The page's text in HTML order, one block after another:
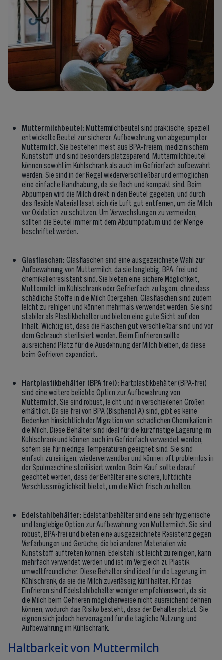
Muttermilchbeutel: Muttermilchbeutel sind praktische, speziell
entwickelte Beutel zur sicheren Aufbewahrung von abgepumpter
Muttermilch. Sie bestehen meist aus BPA-freiem, medizinischem
Kunststoff und sind besonders platzsparend. Muttermilchbeutel
können sowohl im Kühlschrank als auch im Gefrierfach aufbewahrt
werden. Sie sind in der Regel wiederverschließbar und ermöglichen
eine einfache Handhabung, da sie flach und kompakt sind. Beim
Abpumpen wird die Milch direkt in den Beutel gegeben, und durch
das flexible Material lässt sich die Luft gut entfernen, um die Milch
vor Oxidation zu schützen. Um Verwechslungen zu vermeiden,
sollten die Beutel immer mit dem Abpumpdatum und der Menge
beschriftet werden.
Glasflaschen: Glasflaschen sind eine ausgezeichnete Wahl zur
Aufbewahrung von Muttermilch, da sie langlebig, BPA-frei und
chemikalienresistent sind. Sie bieten eine sichere Möglichkeit,
Muttermilch im Kühlschrank oder Gefrierfach zu lagern, ohne dass
schädliche Stoffe in die Milch übergehen. Glasflaschen sind zudem
leicht zu reinigen und können mehrmals verwendet werden. Sie sind
stabiler als Plastikbehälter und bieten eine gute Sicht auf den
Inhalt. Wichtig ist, dass die Flaschen gut verschließbar sind und vor
dem Gebrauch sterilisiert werden. Beim Einfrieren sollte
ausreichend Platz für die Ausdehnung der Milch bleiben, da diese
beim Gefrieren expandiert.
Hartplastikbehälter (BPA frei): Hartplastikbehälter (BPA-frei)
sind eine weitere beliebte Option zur Aufbewahrung von
Muttermilch. Sie sind robust, leicht und in verschiedenen Größen
erhältlich. Da sie frei von BPA (Bisphenol A) sind, gibt es keine
Bedenken hinsichtlich der Migration von schädlichen Chemikalien in
die Milch. Diese Behälter sind ideal für die kurzfristige Lagerung im
Kühlschrank und können auch im Gefrierfach verwendet werden,
sofern sie für niedrige Temperaturen geeignet sind. Sie sind
einfach zu reinigen, wiederverwendbar und können oft problemlos in
der Spülmaschine sterilisiert werden. Beim Kauf sollte darauf
geachtet werden, dass der Behälter eine sichere, luftdichte
Verschlussmöglichkeit bietet, um die Milch frisch zu halten.
Edelstahlbehälter: Edelstahlbehälter sind eine sehr hygienische
und langlebige Option zur Aufbewahrung von Muttermilch. Sie sind
robust, BPA-frei und bieten eine ausgezeichnete Resistenz gegen
Verfärbungen und Gerüche, die bei anderen Materialien wie
Kunststoff auftreten können. Edelstahl ist leicht zu reinigen, kann
mehrfach verwendet werden und ist im Vergleich zu Plastik
umweltfreundlicher. Diese Behälter sind ideal für die Lagerung im
Kühlschrank, da sie die Milch zuverlässig kühl halten. Für das
Einfrieren sind Edelstahlbehälter weniger empfehlenswert, da sie
die Milch beim Gefrieren möglicherweise nicht ausreichend dehnen
können, wodurch das Risiko besteht, dass der Behälter platzt. Sie
eignen sich jedoch hervorragend für die tägliche Nutzung und
Aufbewahrung im Kühlschrank.
Haltbarkeit von Muttermilch